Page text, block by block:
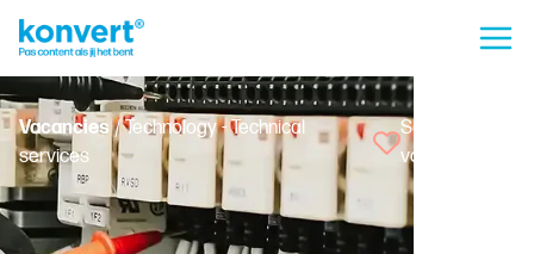
Vacancies/ Technology - Technical
services
Save
vacancy